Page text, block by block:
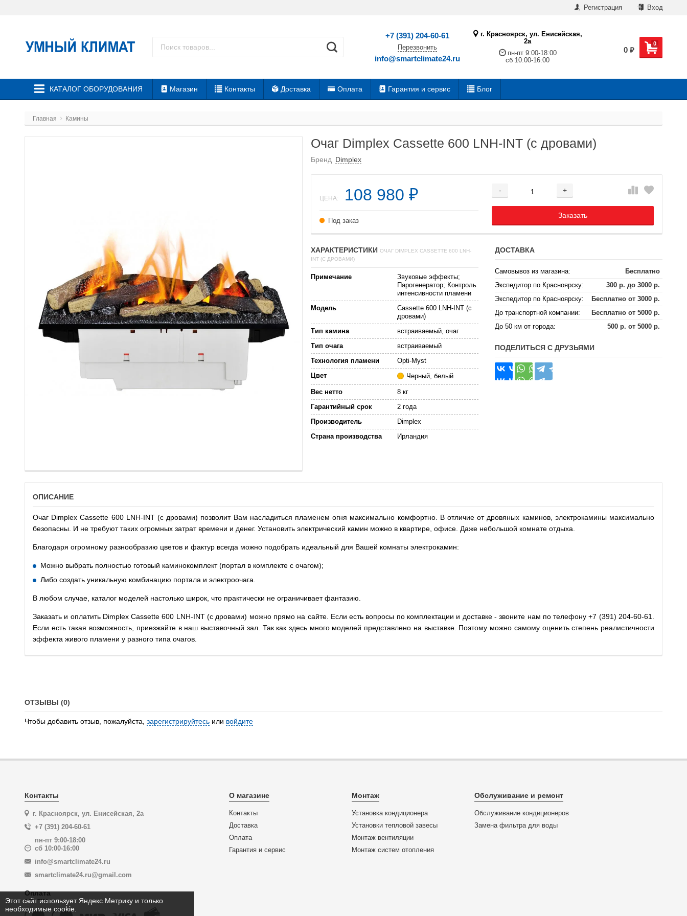
Этот сайт использует Яндекс.Метрику и только
необходимые cookie.
Регистрация Вход
+7 (391) 204-60-61
Перезвонить
info@smartclimate24.ru
г. Красноярск, ул. Енисейская,
2а
пн-пт 9:00-18:00
сб 10:00-16:00
0
0 ₽
КАТАЛОГ ОБОРУДОВАНИЯ Магазин Контакты Доставка Оплата Гарантия и сервис Блог
Главная Камины
Очаг Dimplex Cassette 600 LNH-INT (с дровами)
Бренд Dimplex
- +
Добавляется...
Заказать
Добавлен
ЦЕНА: 108 980 ₽
Под заказ
ХАРАКТЕРИСТИКИ ОЧАГ DIMPLEX CASSETTE 600 LNH-
INT (С ДРОВАМИ)
Примечание
Звуковые эффекты;
Парогенератор; Контроль
интенсивности пламени
Модель
Cassette 600 LNH-INT (с
дровами)
Тип камина
встраиваемый, очаг
Тип очага
встраиваемый
Технология пламени
Opti-Myst
Цвет
Черный, белый
Вес нетто
8 кг
Гарантийный срок
2 года
Производитель
Dimplex
Страна производства
Ирландия
ДОСТАВКА
Самовывоз из магазина:
Бесплатно
Экспедитор по Красноярску:
300 р. до 3000 р.
Экспедитор по Красноярску:
Бесплатно от 3000 р.
До транспортной компании:
Бесплатно от 5000 р.
До 50 км от города:
500 р. от 5000 р.
ПОДЕЛИТЬСЯ С ДРУЗЬЯМИ
ОПИСАНИЕ
Очаг Dimplex Cassette 600 LNH-INT (с дровами) позволит Вам насладиться пламенем огня максимально комфортно. В отличие от дровяных каминов, электрокамины максимально
безопасны. И не требуют таких огромных затрат времени и денег. Установить электрический камин можно в квартире, офисе. Даже небольшой комнате отдыха.
Благодаря огромному разнообразию цветов и фактур всегда можно подобрать идеальный для Вашей комнаты электрокамин:
Можно выбрать полностью готовый каминокомплект (портал в комплекте с очагом);
Либо создать уникальную комбинацию портала и электроочага.
В любом случае, каталог моделей настолько широк, что практически не ограничивает фантазию.
Заказать и оплатить Dimplex Cassette 600 LNH-INT (с дровами) можно прямо на сайте. Если есть вопросы по комплектации и доставке - звоните нам по телефону +7 (391) 204-60-61.
Если есть такая возможность, приезжайте в наш выставочный зал. Так как здесь много моделей представлено на выставке. Поэтому можно самому оценить степень реалистичности
эффекта живого пламени у разного типа очагов.
ОТЗЫВЫ (0)
Чтобы добавить отзыв, пожалуйста, зарегистрируйтесь или войдите
Контакты
г. Красноярск, ул. Енисейская, 2а
+7 (391) 204-60-61
пн-пт 9:00-18:00
сб 10:00-16:00
info@smartclimate24.ru
smartclimate24.ru@gmail.com
Оплата
О магазине
Контакты
Доставка
Оплата
Гарантия и сервис
Монтаж
Установка кондиционера
Установки тепловой завесы
Монтаж вентиляции
Монтаж систем отопления
Обслуживание и ремонт
Обслуживание кондиционеров
Замена фильтра для воды